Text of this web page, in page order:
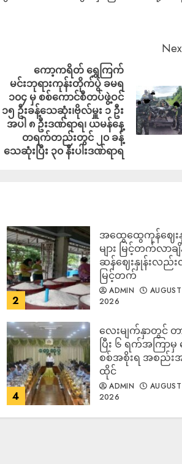
ကော့ကရိတ် ရွှေကြက်
မင်းဘုရားကုန်းတိုက်ပွဲ ခမရ
၁၀၄ မှ စစ်ကောင်စီတပ်ဖွဲ့ဝင်
၁၅ ဦးခန့်သေဆုံး၊ဗိုလ်မှူး ၁ ဦး
အပါ ၈ ဦးဒဏ်ရာရ၊ ယမန်နေ့
တရက်တည်းတွင် ၂၀ ခန့်
သေဆုံးပြီး ၃၀ နီးပါးဒဏ်ရာရ
2
အထွေထွေကုန်ဈေး
များ မြင့်တက်လာခ
ဆန်ဈေးနှုန်းလည်း
မြင့်တက်
ADMIN
2026
4
လေးမျက်နှာတွင် တ
ပြီး ၆ ရက်အကြာမှ
စစ်အစိုးရ အစည်း
ထိုင်
ADMIN
2026